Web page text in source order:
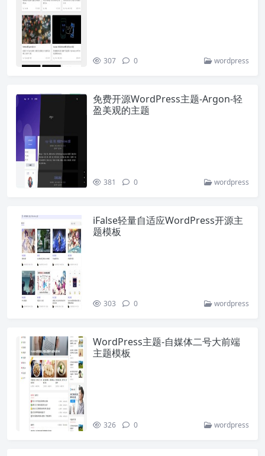
307 0 wordpress
免费开源WordPress主题-Argon-轻
盈美观的主题
381 0 wordpress
iFalse轻量自适应WordPress开源主
题模板
303 0 wordpress
WordPress主题-自媒体二号大前端
主题模板
326 0 wordpress